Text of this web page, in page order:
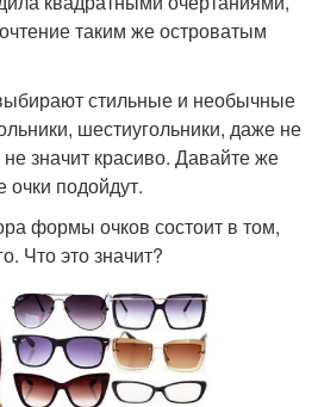
таким же островатым
стильные и необычные
шестиугольники, даже не
значит красиво. Давайте же
очки подойдут.
формы очков состоит в том,
Что это значит?